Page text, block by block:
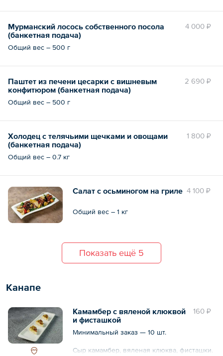
4 000 ₽
Мурманский лосось собственного посола
(банкетная подача)
Общий вес – 500 г
2 690 ₽
Паштет из печени цесарки с вишневым
конфитюром (банкетная подача)
Общий вес – 500 г
1 800 ₽
Холодец с телячьими щечками и овощами
(банкетная подача)
Общий вес – 0.7 кг
4 100 ₽
Салат с осьминогом на гриле
Общий вес – 1 кг
Показать ещё 5
Канапе
160 ₽
Камамбер с вяленой клюквой
и фисташкой
Минимальный заказ — 10 шт.
Сыр камамбер, вяленая клюква, фисташки.